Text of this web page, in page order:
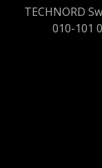
TECHNORD
010-101